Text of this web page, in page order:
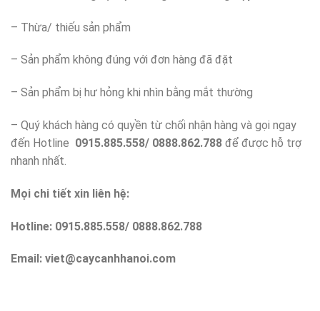
– Thừa/ thiếu sản phẩm
– Sản phẩm không đúng với đơn hàng đã đặt
– Sản phẩm bị hư hỏng khi nhìn bằng mắt thường
– Quý khách hàng có quyền từ chối nhận hàng và gọi ngay
đến Hotline 0915.885.558/ 0888.862.788 để được hỗ trợ
nhanh nhất.
Mọi chi tiết xin liên hệ:
Hotline: 0915.885.558/ 0888.862.788
Email: viet@caycanhhanoi.com